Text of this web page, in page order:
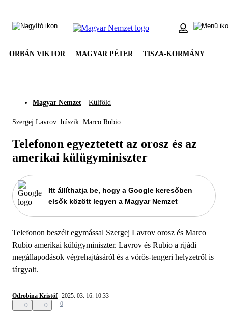
ORBÁN VIKTOR MAGYAR PÉTER TISZA-KORMÁNY
Magyar Nemzet Külföld
Szergej Lavrov húszik Marco Rubio
Telefonon egyeztetett az orosz és az
amerikai külügyminiszter
Itt állíthatja be, hogy a Google keresőben
elsők között legyen a Magyar Nemzet
Telefonon beszélt egymással Szergej Lavrov orosz és Marco
Rubio amerikai külügyminiszter. Lavrov és Rubio a rijádi
megállapodások végrehajtásáról és a vörös-tengeri helyzetről is
tárgyalt.
Odrobina Kristóf 2025. 03. 16. 10:33
0
0 0